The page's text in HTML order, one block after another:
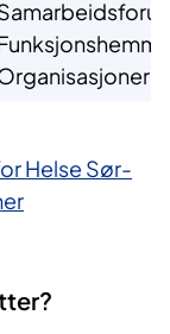
Helse Sør-